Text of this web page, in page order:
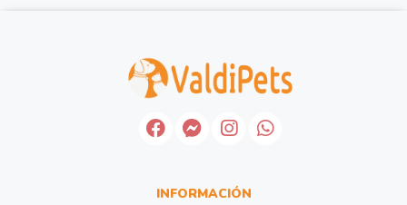
INFORMACIÓN